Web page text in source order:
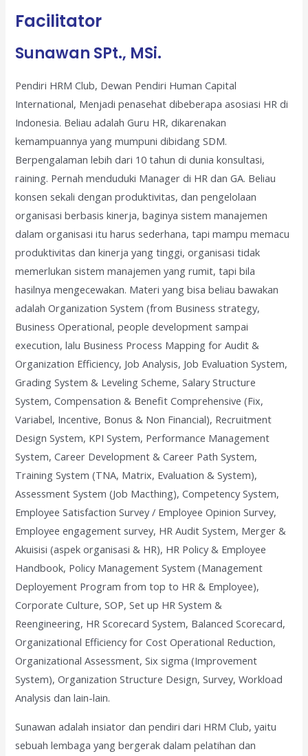
Facilitator
Sunawan SPt., MSi.
Pendiri HRM Club, Dewan Pendiri Human Capital
International, Menjadi penasehat dibeberapa asosiasi HR di
Indonesia. Beliau adalah Guru HR, dikarenakan
kemampuannya yang mumpuni dibidang SDM.
Berpengalaman lebih dari 10 tahun di dunia konsultasi,
raining. Pernah menduduki Manager di HR dan GA. Beliau
konsen sekali dengan produktivitas, dan pengelolaan
organisasi berbasis kinerja, baginya sistem manajemen
dalam organisasi itu harus sederhana, tapi mampu memacu
produktivitas dan kinerja yang tinggi, organisasi tidak
memerlukan sistem manajemen yang rumit, tapi bila
hasilnya mengecewakan. Materi yang bisa beliau bawakan
adalah Organization System (from Business strategy,
Business Operational, people development sampai
execution, lalu Business Process Mapping for Audit &
Organization Efficiency, Job Analysis, Job Evaluation System,
Grading System & Leveling Scheme, Salary Structure
System, Compensation & Benefit Comprehensive (Fix,
Variabel, Incentive, Bonus & Non Financial), Recruitment
Design System, KPI System, Performance Management
System, Career Development & Career Path System,
Training System (TNA, Matrix, Evaluation & System),
Assessment System (Job Macthing), Competency System,
Employee Satisfaction Survey / Employee Opinion Survey,
Employee engagement survey, HR Audit System, Merger &
Akuisisi (aspek organisasi & HR), HR Policy & Employee
Handbook, Policy Management System (Management
Deployement Program from top to HR & Employee),
Corporate Culture, SOP, Set up HR System &
Reengineering, HR Scorecard System, Balanced Scorecard,
Organizational Efficiency for Cost Operational Reduction,
Organizational Assessment, Six sigma (Improvement
System), Organization Structure Design, Survey, Workload
Analysis dan lain-lain.
Sunawan adalah insiator dan pendiri dari HRM Club, yaitu
sebuah lembaga yang bergerak dalam pelatihan dan